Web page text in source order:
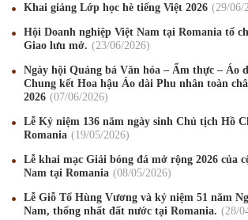
Khai giảng Lớp học hè tiếng Việt 2026 29/06/
Hội Doanh nghiệp Việt Nam tại Romania tổ
Giao lưu mở.
23/06/2026
Ngày hội Quảng bá Văn hóa – Ẩm thực – Áo
Chung kết Hoa hậu Áo dài Phu nhân toàn
2026
07/06/2026
Lễ Kỷ niệm 136 năm ngày sinh Chủ tịch Hồ
Romania
19/05/2026
Lễ khai mạc Giải bóng đá mở rộng 2026 của
Nam tại Romania
08/05/2026
Lễ Giỗ Tổ Hùng Vương và kỷ niệm 51 năm
Nam, thống nhất đất nước tại Romania.
28/
Mừng Xuân Canh Tý 2020 22/01 /2020